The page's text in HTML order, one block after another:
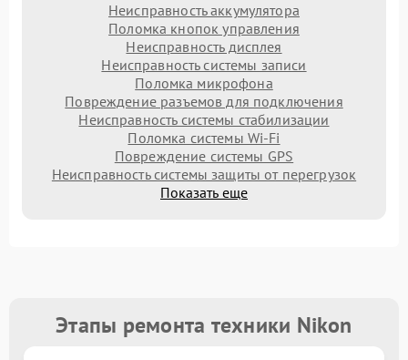
Неисправность аккумулятора
Поломка кнопок управления
Неисправность дисплея
Неисправность системы записи
Поломка микрофона
Повреждение разъемов для подключения
Неисправность системы стабилизации
Поломка системы Wi-Fi
Повреждение системы GPS
Неисправность системы защиты от перегрузок
Показать еще
Этапы ремонта техники Nikon